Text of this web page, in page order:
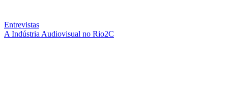
Entrevistas
A Indústria Audiovisual no Rio2C